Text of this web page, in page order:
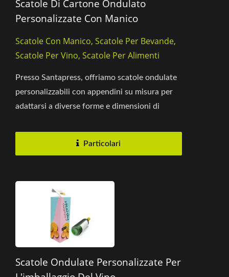
Scatole Di Cartone Ondulato
Personalizzate Con Manico
Scatole Con Manico, Scatole Per Bevande,
Scatole Per Vino, Scatole Per Alimenti
Presso Santapress, offriamo scatole ondulate
personalizzabili con appendini su misura per
adattarsi a diverse forme e dimensioni di
Particolari
Scatole Ondulate Personalizzate Per